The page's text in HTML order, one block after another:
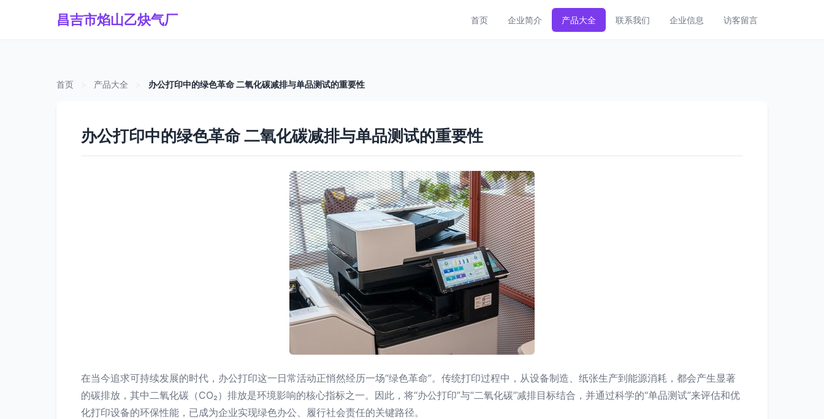
昌吉市焰山乙炔气厂 首页 企业简介 产品大全 联系我们 企业信息 访客留言
首页 产品大全 办公打印中的绿色革命 二氧化碳减排与单品测试的重要性
办公打印中的绿色革命 二氧化碳减排与单品测试的重要性
在当今追求可持续发展的时代，办公打印这一日常活动正悄然经历一场“绿色革命”。传统打印过程中，从设备制造、纸张生产到能源消耗，都会产生显著
的碳排放，其中二氧化碳（CO₂）排放是环境影响的核心指标之一。因此，将“办公打印”与“二氧化碳”减排目标结合，并通过科学的“单品测试”来评估和优
化打印设备的环保性能，已成为企业实现绿色办公、履行社会责任的关键路径。